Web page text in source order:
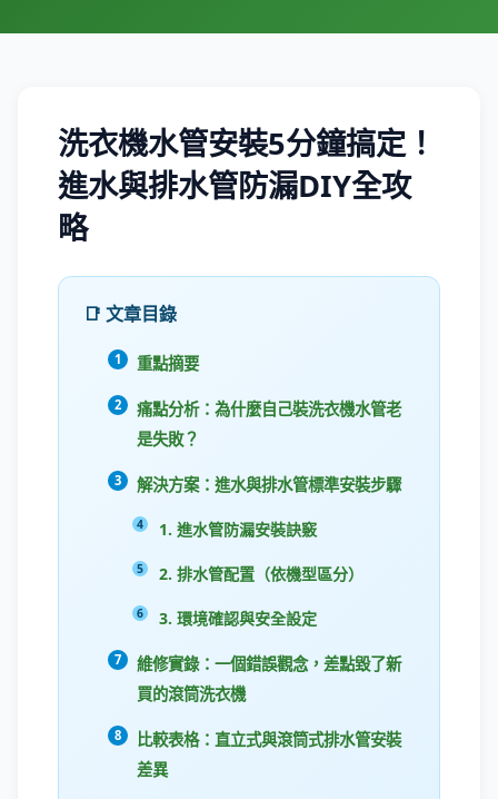
洗衣機水管安裝5分鐘搞定！
進水與排水管防漏DIY全攻
略
📑 文章目錄
重點摘要
痛點分析：為什麼自己裝洗衣機水管老
是失敗？
解決方案：進水與排水管標準安裝步驟
1. 進水管防漏安裝訣竅
2. 排水管配置（依機型區分）
3. 環境確認與安全設定
維修實錄：一個錯誤觀念，差點毀了新
買的滾筒洗衣機
比較表格：直立式與滾筒式排水管安裝
差異